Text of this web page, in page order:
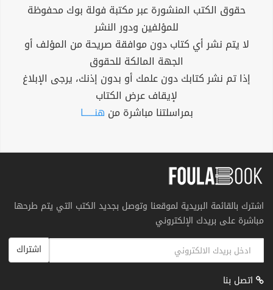
حقوق الكتب المنشورة عبر مكتبة فولة بوك محفوظة
للمؤلفين ودور النشر
لا يتم نشر أي كتاب دون موافقة صريحة من المؤلف أو
الجهة المالكة للحقوق
إذا تم نشر كتابك دون علمك أو بدون إذنك، يرجى الإبلاغ
لإيقاف عرض الكتاب
بمراسلتنا مباشرة من هنــــــا
اشترك بالقائمة البريدية لموقعنا وتوصل بجديد الكتب التي يتم طرحها
مباشرة على بريدك الإلكتروني
اشتراك
اتصل بنا